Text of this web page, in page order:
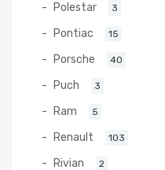
Polestar 3
Pontiac 15
Porsche 40
Puch 3
Ram 5
Renault 103
Rivian 2